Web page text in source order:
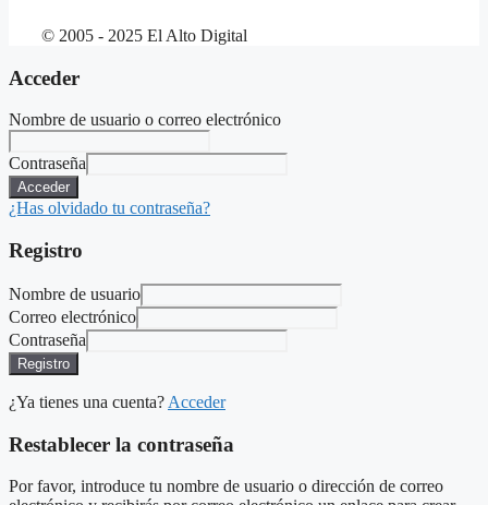
© 2005 - 2025 El Alto Digital
Acceder
Nombre de usuario o correo electrónico
Contraseña
Acceder
¿Has olvidado tu contraseña?
Registro
Nombre de usuario
Correo electrónico
Contraseña
Registro
¿Ya tienes una cuenta? Acceder
Restablecer la contraseña
Por favor, introduce tu nombre de usuario o dirección de correo